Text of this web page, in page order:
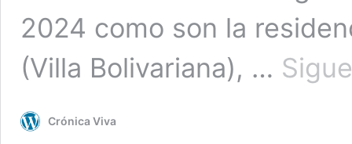
2024 como son la
(Villa Bolivariana), …
Crónica Viva